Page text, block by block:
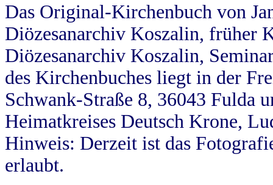
Das Original-Kirchenbuch von
Diözesanarchiv Koszalin, früher
Diözesanarchiv Koszalin,
des Kirchenbuches liegt in der
Schwank-Straße 8, 36043 Fulda
Heimatkreises Deutsch Krone,
Hinweis: Derzeit ist das
erlaubt.